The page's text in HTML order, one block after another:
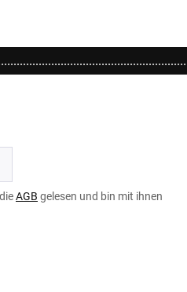
AGB gelesen und bin mit ihnen